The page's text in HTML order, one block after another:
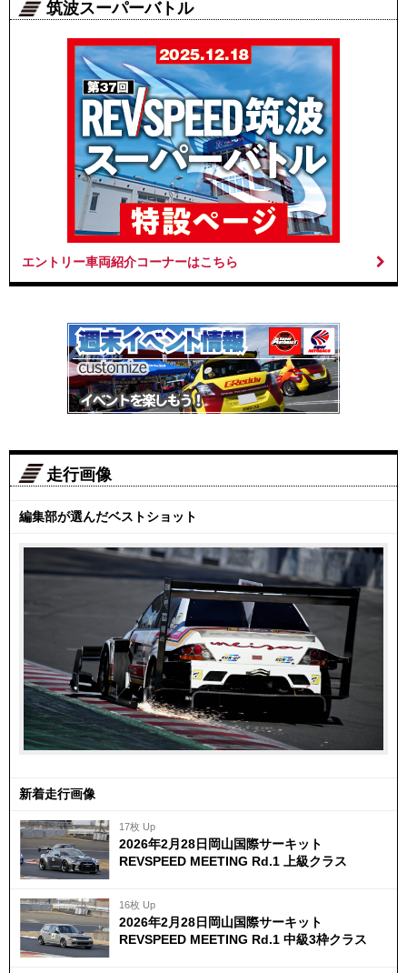
筑波スーパーバトル
エントリー車両紹介コーナーはこちら
走行画像
編集部が選んだベストショット
新着走行画像
17枚 Up
2026年2月28日岡山国際サーキット
REVSPEED MEETING Rd.1 上級クラス
16枚 Up
2026年2月28日岡山国際サーキット
REVSPEED MEETING Rd.1 中級3枠クラス